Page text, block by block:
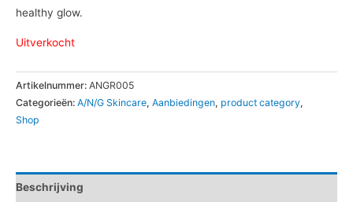
healthy glow.
Uitverkocht
Artikelnummer: ANGR005
Categorieën: A/N/G Skincare, Aanbiedingen, product category,
Shop
Beschrijving